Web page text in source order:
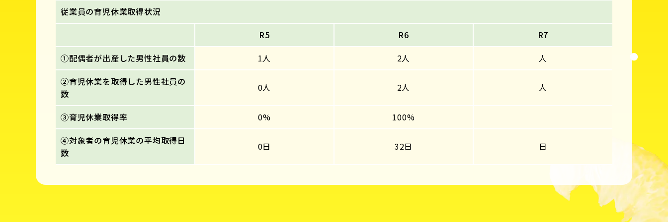
従業員の育児休業取得状況
R5
R6
R7
①配偶者が出産した男性社員の数
1人 2人
人
②育児休業を取得した男性社員の
数
0人 2人 人
③育児休業取得率 0%
100%
④対象者の育児休業の平均取得日
数
0日 32日 日